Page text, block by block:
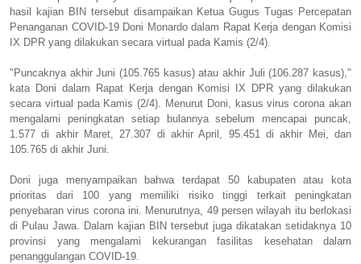
hasil kajian BIN tersebut disampaikan Ketua Gugus Tugas Percepatan
Penanganan COVID-19 Doni Monardo dalam Rapat Kerja dengan Komisi
IX DPR yang dilakukan secara virtual pada Kamis (2/4).
"Puncaknya akhir Juni (105.765 kasus) atau akhir Juli (106.287 kasus),"
kata Doni dalam Rapat Kerja dengan Komisi IX DPR yang dilakukan
secara virtual pada Kamis (2/4). Menurut Doni, kasus virus corona akan
mengalami peningkatan setiap bulannya sebelum mencapai puncak,
1.577 di akhir Maret, 27.307 di akhir April, 95.451 di akhir Mei, dan
105.765 di akhir Juni.
Doni juga menyampaikan bahwa terdapat 50 kabupaten atau kota
prioritas dari 100 yang memiliki risiko tinggi terkait peningkatan
penyebaran virus corona ini. Menurutnya, 49 persen wilayah itu berlokasi
di Pulau Jawa. Dalam kajian BIN tersebut juga dikatakan setidaknya 10
provinsi yang mengalami kekurangan fasilitas kesehatan dalam
penanggulangan COVID-19.